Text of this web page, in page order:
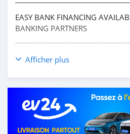
EASY BANK FINANCING
BANKING PARTNERS
CASH PURCHASE
DOCUMENTS REQUIRED
* EMIRATES ID
* DRIVING LICENSE
BANK FINANCE
------------------------
Afficher plus